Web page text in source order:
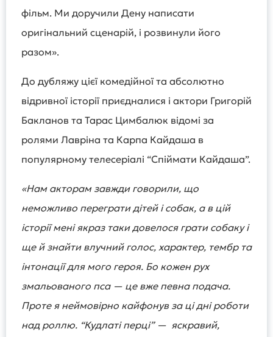
фільм. Ми доручили Дену написати
оригінальний сценарій, і розвинули його
разом».
До дубляжу цієї комедійної та абсолютно
відривної історії приєдналися і актори Григорій
Бакланов та Тарас Цимбалюк відомі за
ролями Лавріна та Карпа Кайдаша в
популярному телесеріалі “Спіймати Кайдаша”.
«Нам акторам завжди говорили, що
неможливо переграти дітей і собак, а в цій
історії мені якраз таки довелося грати собаку і
ще й знайти влучний голос, характер, тембр та
інтонації для мого героя. Бо кожен рух
змальованого пса — це вже певна подача.
Проте я неймовірно кайфонув за ці дні роботи
над роллю. “Кудлаті перці” — яскравий,